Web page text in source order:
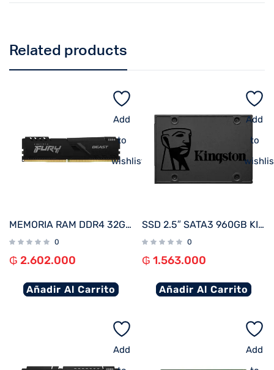
Related products
Add
to
wishlist
MEMORIA RAM DDR4 32GB 3200 KINGSTON FURY BEAST BK KF432C16BB/32
0
₲ 2.602.000
Añadir Al Carrito
Add
to
SSD 2.5″ SATA3 960GB KINGSTON SA400S37/960G
0
₲ 1.563.000
Añadir Al Carrito
Add
Add